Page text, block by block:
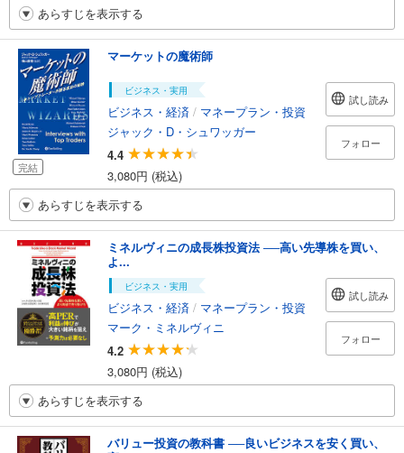
あらすじを表示する
完結
マーケットの魔術師
ビジネス・実用
ビジネス・経済 / マネープラン・投資
ジャック・D・シュワッガー
4.4
3,080円 (税込)
試し読み
フォロー
あらすじを表示する
ミネルヴィニの成長株投資法 ──高い先導株を買い、
よ...
ビジネス・実用
ビジネス・経済 / マネープラン・投資
マーク・ミネルヴィニ
4.2
3,080円 (税込)
試し読み
フォロー
あらすじを表示する
バリュー投資の教科書 ──良いビジネスを安く買い、